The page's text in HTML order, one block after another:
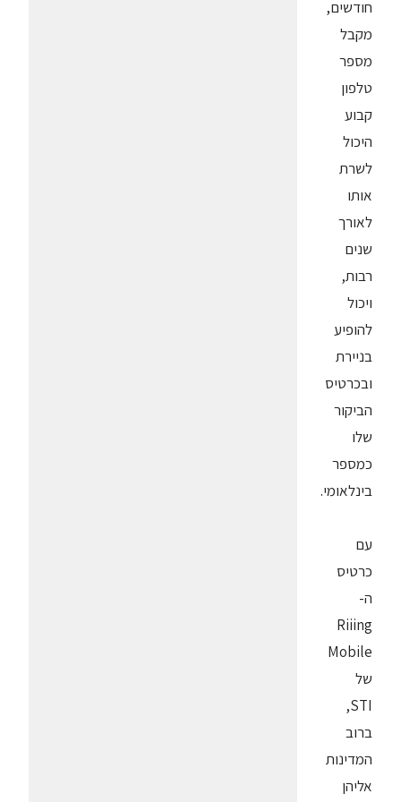
חודשים,
מקבל
מספר
טלפון
קבוע
היכול
לשרת
אותו
לאורך
שנים
רבות,
ויכול
להופיע
בניירת
ובכרטיס
הביקור
שלו
כמספר
בינלאומי.
עם
כרטיס
ה-
Riiing
Mobile
של
STI,
ברוב
המדינות
אליהן